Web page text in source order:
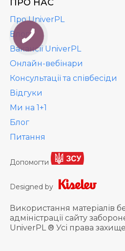
ПРО НАС
Про UniverPL
Влог
Вакансії UniverPL
Онлайн-вебінари
Консультації та співбесіди
Відгуки
Ми на 1+1
Блог
Питання
Використання матеріалів
адміністрації сайту
UniverPL ® Усі права
Designed by
Допомогти